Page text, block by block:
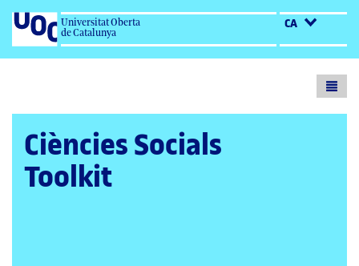
Universitat Oberta
de Catalunya
CA
Ciències Socials
Toolkit